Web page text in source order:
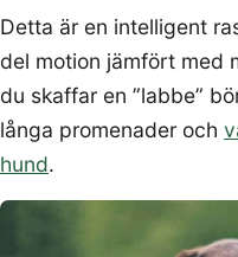
Detta är en intelligent
del motion jämfört med
du skaffar en ”labbe”
långa promenader och
hund.